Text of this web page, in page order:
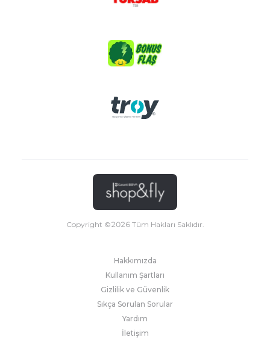
Copyright ©2026Tüm Hakları Saklıdır.
Hakkımızda
Kullanım Şartları
Gizlilik ve Güvenlik
Sıkça Sorulan Sorular
Yardım
İletişim